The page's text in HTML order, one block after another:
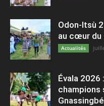
Odon-Itsù
au cœur du
Actualités
Évala 2026
champions
Gnassingbé